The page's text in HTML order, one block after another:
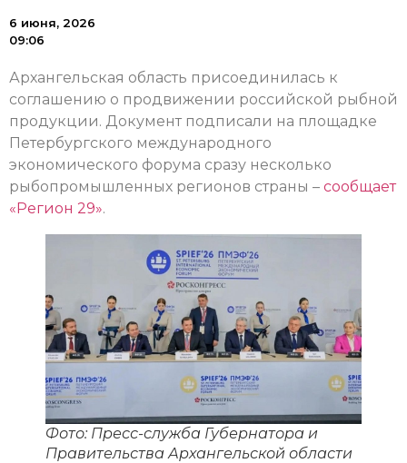
6 июня, 2026
09:06
Архангельская область присоединилась к
соглашению о продвижении российской рыбной
продукции. Документ подписали на площадке
Петербургского международного
экономического форума сразу несколько
рыбопромышленных регионов страны – сообщает
«Регион 29».
Фото: Пресс-служба Губернатора и
Правительства Архангельской области